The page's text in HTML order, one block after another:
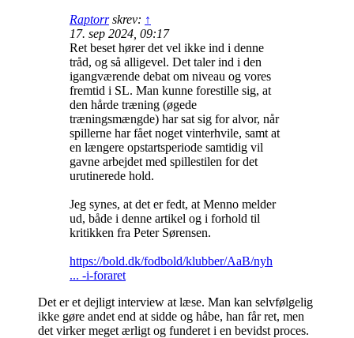
Raptorrskrev: ↑
17. sep 2024, 09:17
Ret beset hører det vel ikke ind i denne
tråd, og så alligevel. Det taler ind i den
igangværende debat om niveau og vores
fremtid i SL. Man kunne forestille sig, at
den hårde træning (øgede
træningsmængde) har sat sig for alvor, når
spillerne har fået noget vinterhvile, samt at
en længere opstartsperiode samtidig vil
gavne arbejdet med spillestilen for det
urutinerede hold.
Jeg synes, at det er fedt, at Menno melder
ud, både i denne artikel og i forhold til
kritikken fra Peter Sørensen.
https://bold.dk/fodbold/klubber/AaB/nyh
... -i-foraret
Det er et dejligt interview at læse. Man kan selvfølgelig
ikke gøre andet end at sidde og håbe, han får ret, men
det virker meget ærligt og funderet i en bevidst proces.